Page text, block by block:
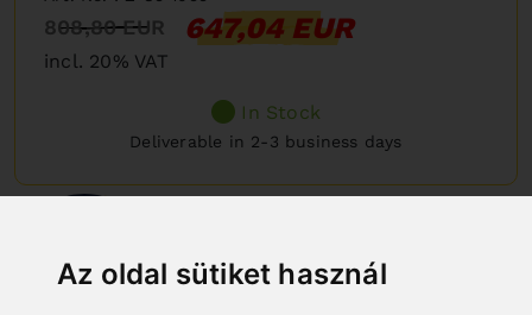
Az oldal sütiket használ
808,80 EUR 647,04 EUR
incl. 20% VAT
In Stock
Deliverable in 2-3 business days
%
DISCOUNT